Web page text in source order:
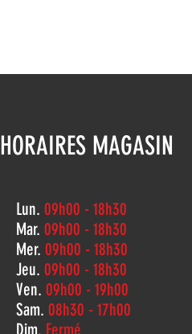
HORAIRES MAGASIN
Lun. 09h00 - 18h30
Mar. 09h00 - 18h30
Mer. 09h00 - 18h30
Jeu. 09h00 - 18h30
Ven. 09h00 - 19h00
Sam. 08h30 - 17h00
Dim. Fermé